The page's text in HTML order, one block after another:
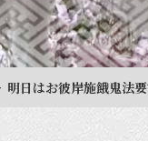
明日はお彼岸施餓鬼法